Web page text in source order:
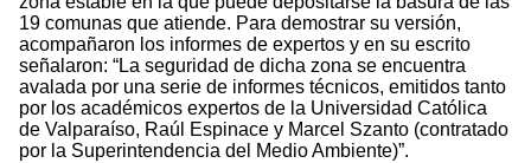
19 comunas que atiende. Para demostrar su versión,
acompañaron los informes de expertos y en su escrito
señalaron: “La seguridad de dicha zona se encuentra
avalada por una serie de informes técnicos, emitidos tanto
por los académicos expertos de la Universidad Católica
de Valparaíso, Raúl Espinace y Marcel Szanto (contratado
por la Superintendencia del Medio Ambiente)”.